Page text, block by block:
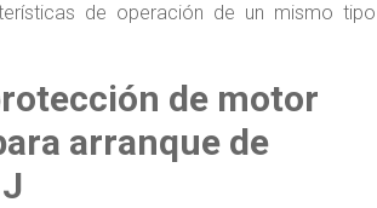
de operación de un mismo tipo
de motor
arranque de